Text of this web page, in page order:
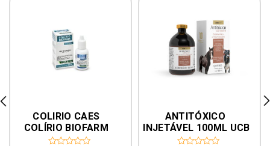
COLIRIO CAES
COLÍRIO BIOFARM
20ML
ANTITÓXICO
INJETÁVEL 100ML UCB